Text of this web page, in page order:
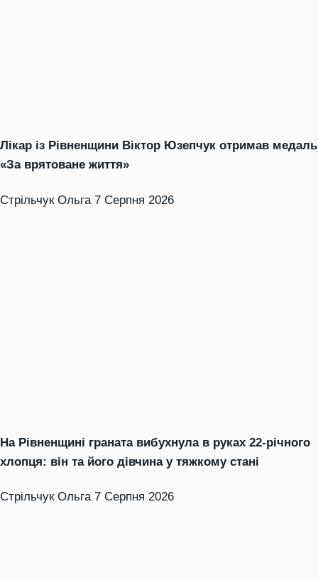
Лікар із Рівненщини Віктор Юзепчук отримав медаль
«За врятоване життя»
Стрільчук Ольга 7 Серпня 2026
На Рівненщині граната вибухнула в руках 22-річного
хлопця: він та його дівчина у тяжкому стані
Стрільчук Ольга 7 Серпня 2026